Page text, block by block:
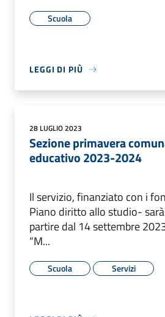
Scuola
LEGGI DI PIÙ
28 LUGLIO 2023
Sezione primavera
educativo 2023-2024
Il servizio, finanziato con i
Piano diritto allo studio-
partire dal 14 settembre
“M...
Scuola Servizi